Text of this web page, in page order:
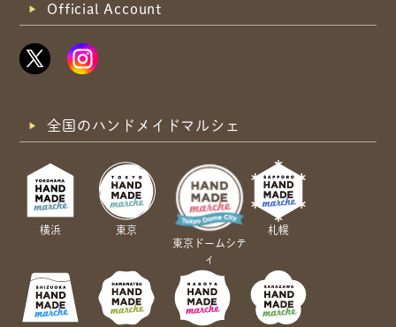
Official Account
全国のハンドメイドマルシェ
横浜
東京
東京ドームシテ
ィ
札幌